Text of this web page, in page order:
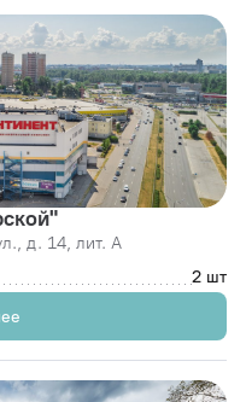
д. 14, лит. А
2 шт